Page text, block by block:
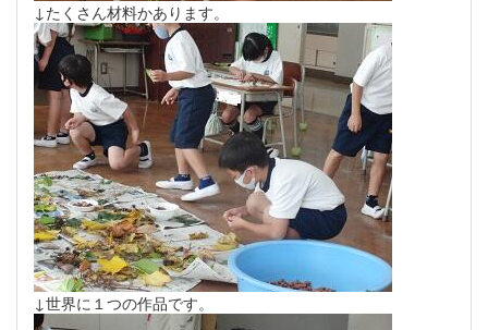
↓たくさん材料かあります。
↓世界に１つの作品です。